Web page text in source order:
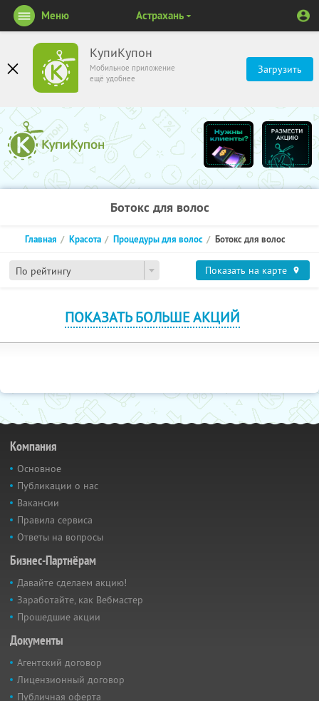
КупиКупон
Мобильное приложение
ещё удобнее
Загрузить
Меню Астрахань
Ботокс для волос
По рейтингу
Главная Красота Процедуры для волос Ботокс для волос
Показать на карте
ПОКАЗАТЬ БОЛЬШЕ АКЦИЙ
Компания
Основное
Публикации о нас
Вакансии
Правила сервиса
Ответы на вопросы
Бизнес-Партнёрам
Давайте сделаем акцию!
Заработайте, как Вебмастер
Прошедшие акции
Документы
Агентский договор
Лицензионный договор
Публичная оферта